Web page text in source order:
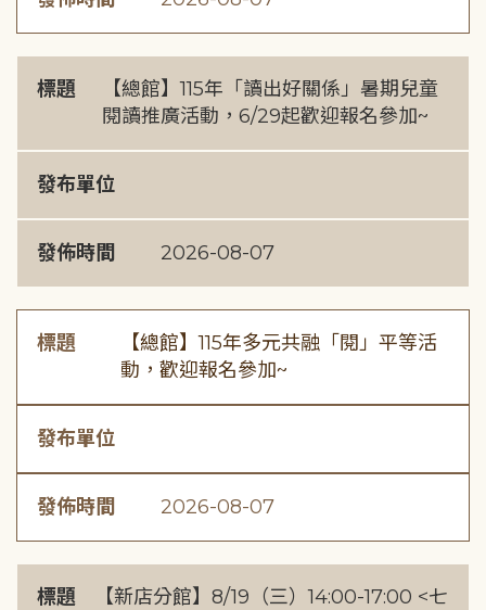
標題
【總館】115年「讀出好關係」暑期兒童
閱讀推廣活動，6/29起歡迎報名參加~
發布單位
發佈時間 2026-08-07
標題
【總館】115年多元共融「閱」平等活
動，歡迎報名參加~
發布單位
發佈時間 2026-08-07
標題
【新店分館】8/19（三）14:00-17:00 <七